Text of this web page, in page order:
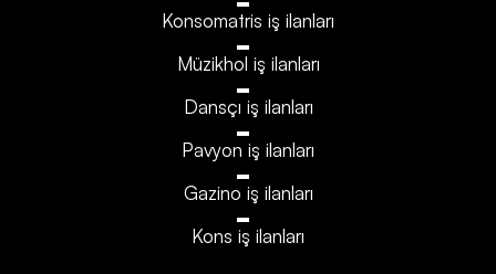
Konsomatris iş ilanları
Müzikhol iş ilanları
Dansçı iş ilanları
Pavyon iş ilanları
Gazino iş ilanları
Kons iş ilanları